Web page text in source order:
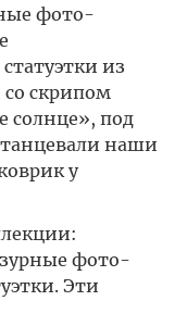
фото-
из
скрипом
солнце», под
наши
у
фото-
Эти